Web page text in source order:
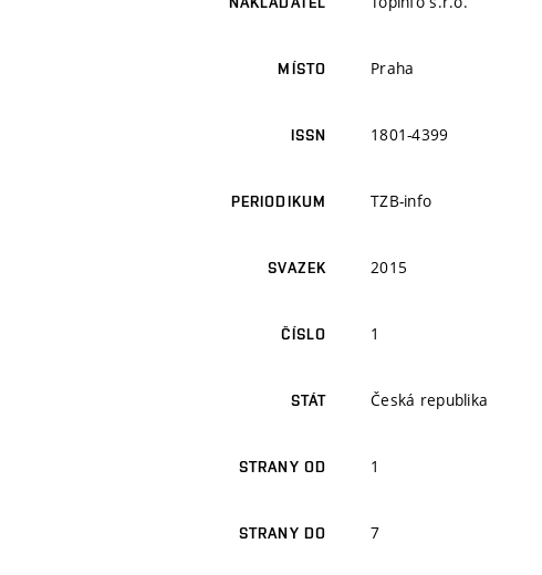
MÍSTO Praha
ISSN 1801-4399
PERIODIKUM TZB-info
SVAZEK 2015
ČÍSLO 1
STÁT Česká republika
STRANY OD 1
STRANY DO 7